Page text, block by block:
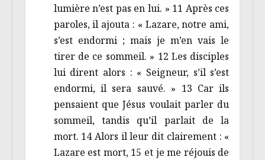
lumière n’est pas en lui. » 11 Après ces
paroles, il ajouta : « Lazare, notre ami,
s’est endormi ; mais je m’en vais le
tirer de ce sommeil. » 12 Les disciples
lui dirent alors : « Seigneur, s’il s’est
endormi, il sera sauvé. » 13 Car ils
pensaient que Jésus voulait parler du
sommeil, tandis qu’il parlait de la
mort. 14 Alors il leur dit clairement : «
Lazare est mort, 15 et je me réjouis de